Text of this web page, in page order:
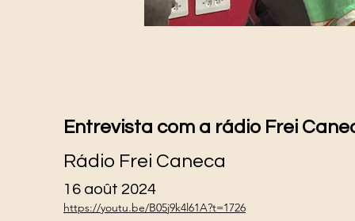
Entrevista com a rádio Frei
Rádio Frei Caneca
16 août 2024
https://youtu.be/B05j9k4l61A?t=1726